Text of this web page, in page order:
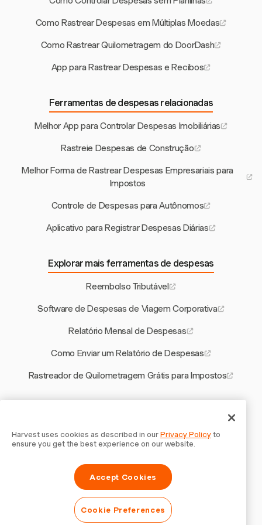
Como Rastrear Despesas em Múltiplas Moedas
Como Rastrear Quilometragem do DoorDash
App para Rastrear Despesas e Recibos
Ferramentas de despesas relacionadas
Melhor App para Controlar Despesas Imobiliárias
Rastreie Despesas de Construção
Melhor Forma de Rastrear Despesas Empresariais para
Impostos
Controle de Despesas para Autônomos
Aplicativo para Registrar Despesas Diárias
Explorar mais ferramentas de despesas
Reembolso Tributável
Software de Despesas de Viagem Corporativa
Relatório Mensal de Despesas
Como Enviar um Relatório de Despesas
Rastreador de Quilometragem Grátis para Impostos
Calculadora de Alocação de Recursos
Software de Faturamento para Agências Digitais
Calculadora de Orçamento de Projeto
Harvest uses cookies as described in ourPrivacy Policyto
ensure you get the best experience on our website.
Accept Cookies
Cookie Preferences